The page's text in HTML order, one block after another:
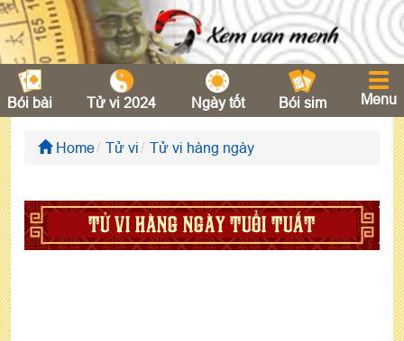
Bói bài Tử vi 2024 Ngày tốt Bói sim Menu
Home Tử vi Tử vi hàng ngày
TỬ VI HÀNG NGÀY TUỔI TUẤT